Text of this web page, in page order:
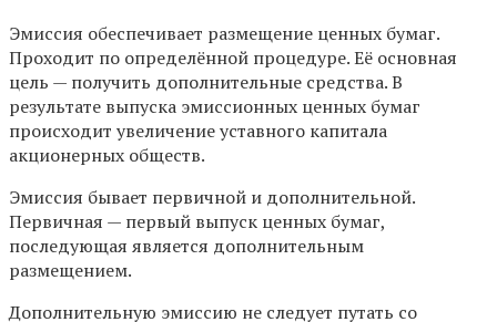
Эмиссия обеспечивает размещение ценных бумаг.
Проходит по определённой процедуре. Её основная
цель — получить дополнительные средства. В
результате выпуска эмиссионных ценных бумаг
происходит увеличение уставного капитала
акционерных обществ.
Эмиссия бывает первичной и дополнительной.
Первичная — первый выпуск ценных бумаг,
последующая является дополнительным
размещением.
Дополнительную эмиссию не следует путать со